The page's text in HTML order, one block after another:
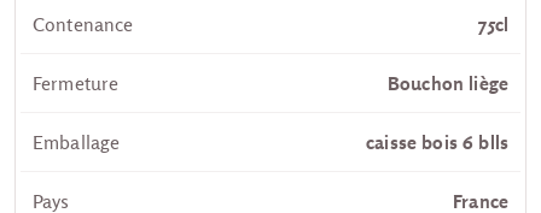
Contenance 75cl
Fermeture Bouchon liège
Emballage caisse bois 6 blls
Pays France